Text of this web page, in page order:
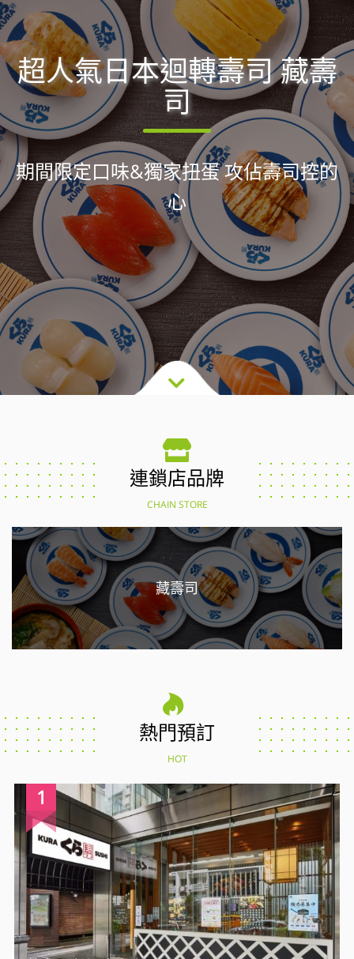
超人氣日本迴轉壽司 藏壽
司
期間限定口味&獨家扭蛋 攻佔壽司控的
心
連鎖店品牌
CHAIN STORE
藏壽司
熱門預訂
HOT
1